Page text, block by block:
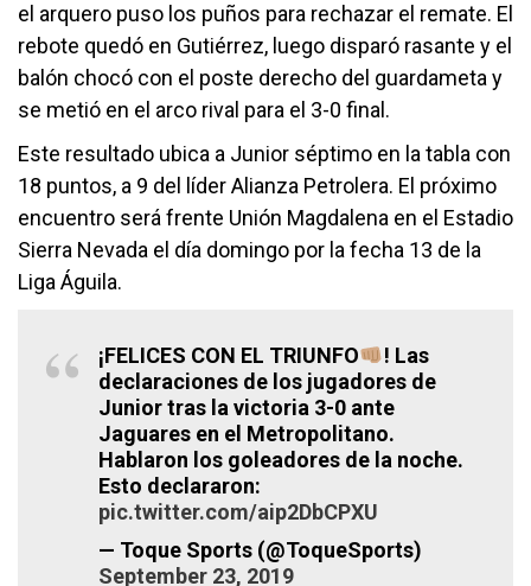
el arquero puso los puños para rechazar el remate. El
rebote quedó en Gutiérrez, luego disparó rasante y el
balón chocó con el poste derecho del guardameta y
se metió en el arco rival para el 3-0 final.
Este resultado ubica a Junior séptimo en la tabla con
18 puntos, a 9 del líder Alianza Petrolera. El próximo
encuentro será frente Unión Magdalena en el Estadio
Sierra Nevada el día domingo por la fecha 13 de la
Liga Águila.
¡FELICES CON EL TRIUNFO
! Las
declaraciones de los jugadores de
Junior tras la victoria 3-0 ante
Jaguares en el Metropolitano.
Hablaron los goleadores de la noche.
Esto declararon:
pic.twitter.com/aip2DbCPXU
— Toque Sports (@ToqueSports)
September 23, 2019